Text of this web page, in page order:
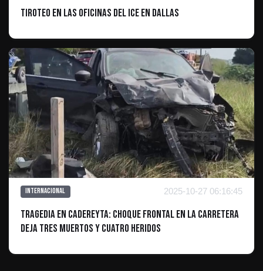
Tiroteo en las oficinas del ICE en Dallas
Internacional 2025-10-27 06:16:45
Tragedia en Cadereyta: Choque Frontal en la Carretera
Deja Tres Muertos y Cuatro Heridos